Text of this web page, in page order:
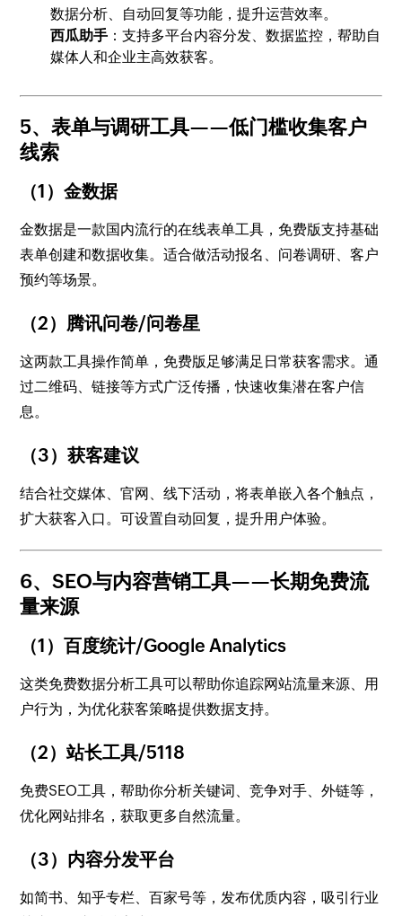
数据分析、自动回复等功能，提升运营效率。
西瓜助手 ：支持多平台内容分发、数据监控，帮助自
媒体人和企业主高效获客。
5、表单与调研工具——低门槛收集客户
线索
（1）金数据
金数据是一款国内流行的在线表单工具，免费版支持基础
表单创建和数据收集。适合做活动报名、问卷调研、客户
预约等场景。
（2）腾讯问卷/问卷星
这两款工具操作简单，免费版足够满足日常获客需求。通
过二维码、链接等方式广泛传播，快速收集潜在客户信
息。
（3）获客建议
结合社交媒体、官网、线下活动，将表单嵌入各个触点，
扩大获客入口。可设置自动回复，提升用户体验。
6、SEO与内容营销工具——长期免费流
量来源
（1）百度统计/Google Analytics
这类免费数据分析工具可以帮助你追踪网站流量来源、用
户行为，为优化获客策略提供数据支持。
（2）站长工具/5118
免费SEO工具，帮助你分析关键词、竞争对手、外链等，
优化网站排名，获取更多自然流量。
（3）内容分发平台
如简书、知乎专栏、百家号等，发布优质内容，吸引行业